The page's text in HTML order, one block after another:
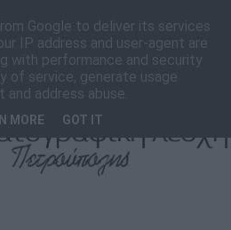
F
a
c
e
b
k
I
n
s
t
a
T
i
k
T
Google to deliver its services
IP address and user-agent are
with performance and security
of service, generate usage
address abuse.
MORE GOT IT